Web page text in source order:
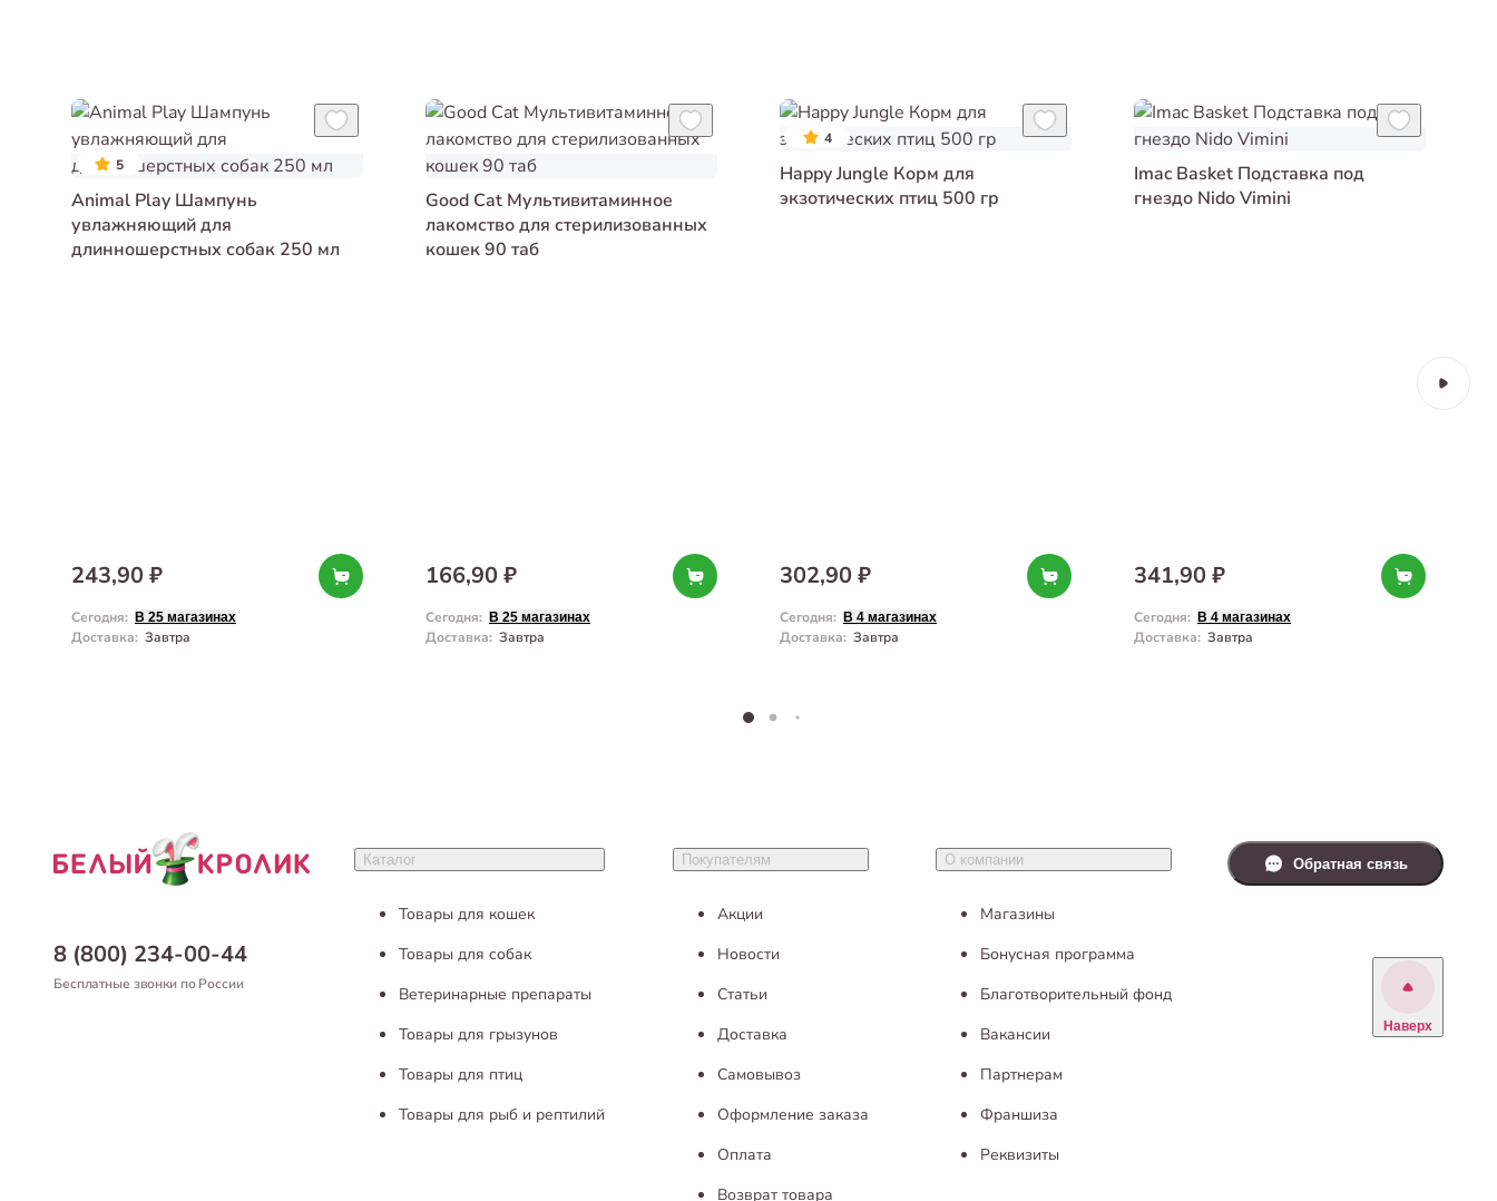
5
Animal Play Шампунь
увлажняющий для
длинношерстных собак 250 мл
243,90 ₽
Сегодня: В 25 магазинах
Доставка: Завтра
Good Cat Мультивитаминное
лакомство для стерилизованных
кошек 90 таб
166,90 ₽
Сегодня: В 25 магазинах
Доставка: Завтра
4
Happy Jungle Корм для
экзотических птиц 500 гр
302,90 ₽
Сегодня: В 4 магазинах
Доставка: Завтра
Imac Basket Подставка под
гнездо Nido Vimini
341,90 ₽
Сегодня: В 4 магазинах
Доставка: Завтра
8 (800) 234-00-44
Бесплатные звонки по России
Каталог
Товары для кошек
Товары для собак
Ветеринарные препараты
Товары для грызунов
Товары для птиц
Товары для рыб и рептилий
Покупателям
Акции
Новости
Статьи
Доставка
Самовывоз
Оформление заказа
Оплата
Возврат товара
О компании
Магазины
Бонусная программа
Благотворительный фонд
Вакансии
Партнерам
Франшиза
Реквизиты
Обратная связь
Наверх